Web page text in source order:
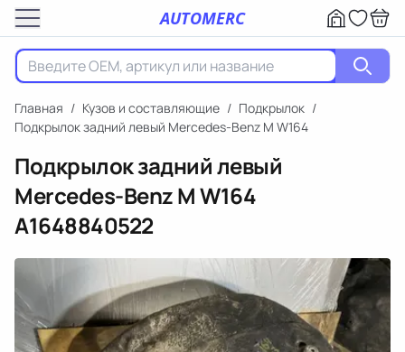
AUTOMERC
Главная / Кузов и составляющие / Подкрылок /
Подкрылок задний левый Mercedes-Benz M W164
Подкрылок задний левый
Mercedes-Benz M W164
A1648840522